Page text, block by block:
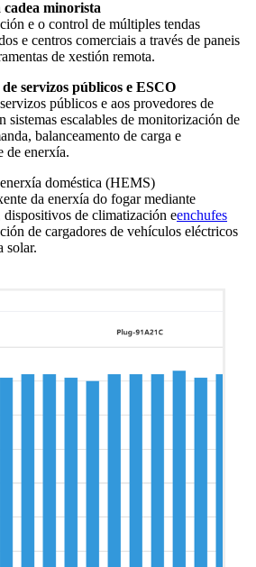
minorista
e o control de múltiples tendas
e centros comerciais a través de paneis
de xestión remota.
servizos públicos e ESCO
públicos e aos provedores de
sistemas escalables de monitorización de
balanceamento de carga e
de enerxía.
doméstica (HEMS)
da enerxía do fogar mediante
dispositivos de climatización eenchufes
de cargadores de vehículos eléctricos
solar.